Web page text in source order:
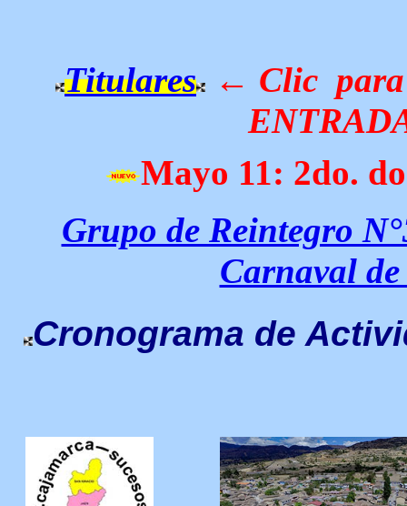
Titulares
← Clic para
Mayo 11: 2do.
Grupo de Reintegro
Carnaval
Cronograma de